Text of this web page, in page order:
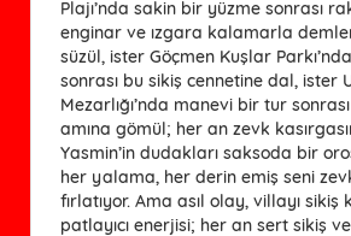
Plajı’nda sakin bir yüzme sonrası
enginar ve ızgara kalamarla
süzül, ister Göçmen Kuşlar
sonrası bu sikiş cennetine dal, ister
Mezarlığı’nda manevi bir tur
amına gömül; her an zevk
Yasmin’in dudakları saksoda bir
her yalama, her derin emiş seni
fırlatıyor. Ama asıl olay, villayı
patlayıcı enerjisi; her an sert sikiş